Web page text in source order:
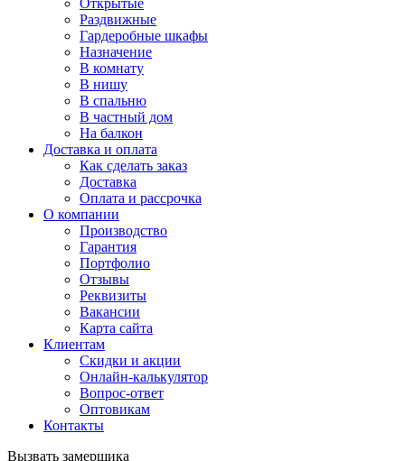
Открытые
Раздвижные
Гардеробные шкафы
Назначение
В комнату
В нишу
В спальню
В частный дом
На балкон
Доставка и оплата
Как сделать заказ
Доставка
Оплата и рассрочка
О компании
Производство
Гарантия
Портфолио
Отзывы
Реквизиты
Вакансии
Карта сайта
Клиентам
Скидки и акции
Онлайн-калькулятор
Вопрос-ответ
Оптовикам
Контакты
Вызвать замерщика